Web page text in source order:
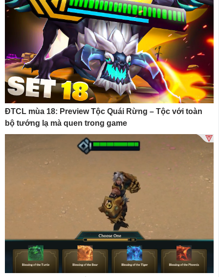
ĐTCL mùa 18: Preview Tộc Quái Rừng – Tộc với toàn
bộ tướng lạ mà quen trong game